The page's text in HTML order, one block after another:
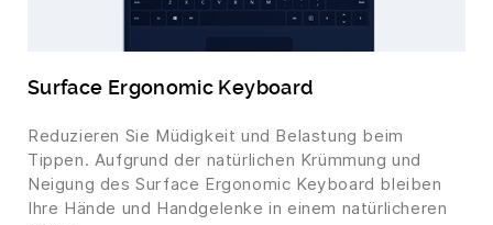
Surface Ergonomic Keyboard
Reduzieren Sie Müdigkeit und Belastung beim
Tippen. Aufgrund der natürlichen Krümmung und
Neigung des Surface Ergonomic Keyboard bleiben
Ihre Hände und Handgelenke in einem natürlicheren